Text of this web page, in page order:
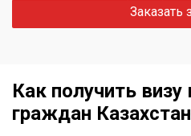
Заказать
Как получить
граждан